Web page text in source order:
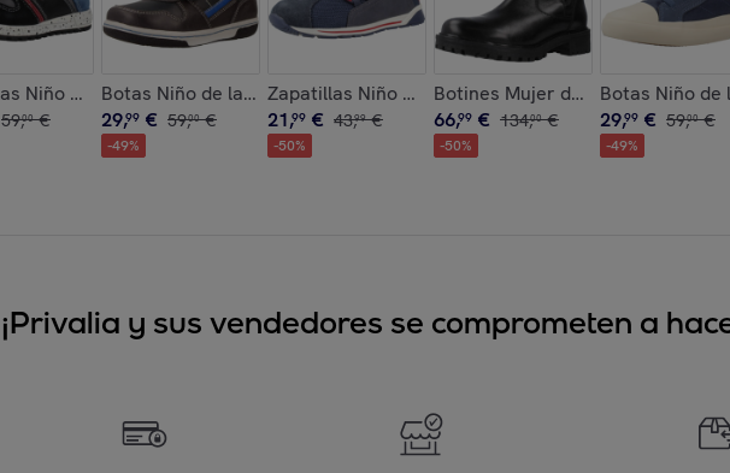
Zapatillas Niño de la marca GEOX modelo B ALBEN BOY C AZULZapatillas Niño de la marca GEOX modelo B ALBEN BOY C NEGRO
59,00 €
Botas Niño de la marca GEOX modelo B FLICK B. C AZUL
29,99 € 59,00 €
-49%
Zapatillas Niño de la marca CHICCO modelo
21,99 € 43,99 €
-50%
66,99 € 134,00 €
-50%
29,99 € 59,00 €
-49%
¡Privalia y sus vendedores se comprometen a